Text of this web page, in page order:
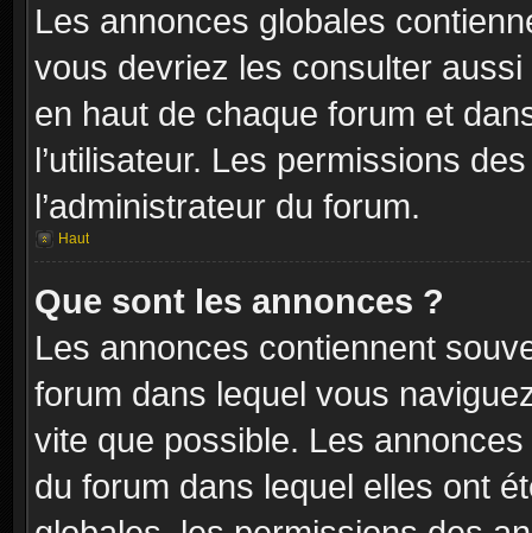
Les annonces globales
vous devriez les consulter
en haut de chaque forum et
l’utilisateur. Les permissions
l’administrateur du forum.
Haut
Que sont les annonces ?
Les annonces contiennent
forum dans lequel vous
vite que possible. Les
du forum dans lequel elles ont